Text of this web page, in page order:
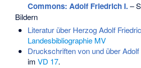
Commons: Adolf Friedrich I.–
Bildern
Literatur über Herzog Adolf
Landesbibliographie MV
Druckschriften von und über Adolf
im VD 17.